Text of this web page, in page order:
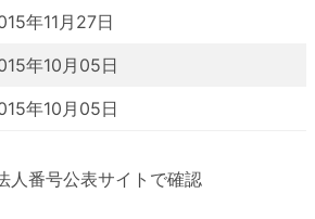
年11月27日
年10月05日
年10月05日
人番号公表サイトで確認